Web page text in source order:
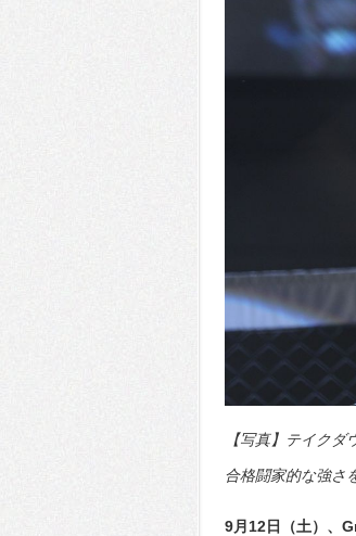
【写真】テイク
合格闘家的な強さ
9月12日（土）、